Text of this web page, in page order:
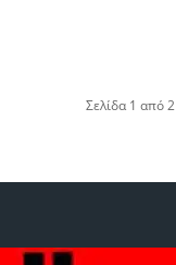
Σελίδα 1 από 2